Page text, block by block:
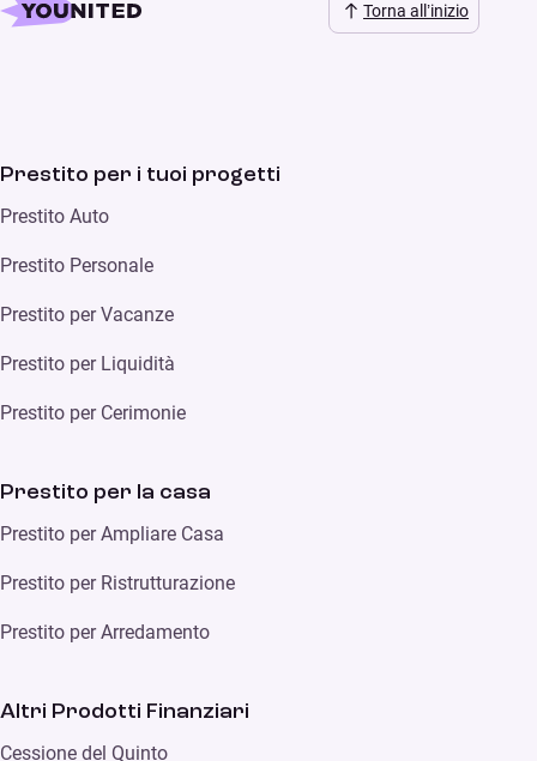
Torna all’inizio
Prestito per i tuoi progetti
Prestito Auto
Prestito Personale
Prestito per Vacanze
Prestito per Liquidità
Prestito per Cerimonie
Prestito per la casa
Prestito per Ampliare Casa
Prestito per Ristrutturazione
Prestito per Arredamento
Altri Prodotti Finanziari
Cessione del Quinto